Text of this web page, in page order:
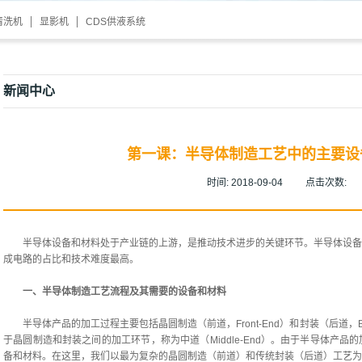
洗机 显影机 CDS供液系统
新闻中心
第一课：半导体制造工艺中的主要
时间: 2018-09-04 点击次数:
半导体设备和材料处于产业链的上游，是推动技术进步的关键环节。半导体设
成电路的占比和技术难度最高。
一、 半导体制造工艺流程及其需要的设备和材料
半导体产品的加工过程主要包括晶圆制造（前道，Front-End）和封装（后道
于晶圆制造和封装之间的加工环节，称为中道（Middle-End）。由于半导体产品
备和材料。在这里，我们以最为复杂的晶圆制造（前道）和传统封装（后道）工艺